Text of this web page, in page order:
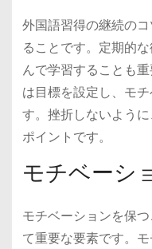
外国語習得の継続の
ることです。定期的
んで学習することも
は目標を設定し、モ
す。挫折しないよう
ポイントです。
モチベーシ
モチベーションを保
て重要な要素です。